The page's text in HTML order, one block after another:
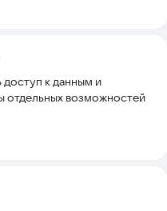
к данным и
отдельных возможностей